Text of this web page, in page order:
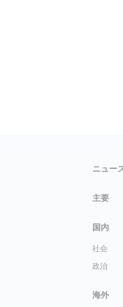
ニュー
主要
国内
社会
政治
海外